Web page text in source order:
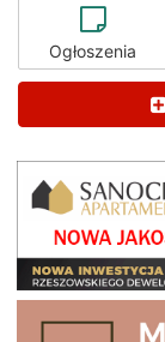
Ogłoszenia